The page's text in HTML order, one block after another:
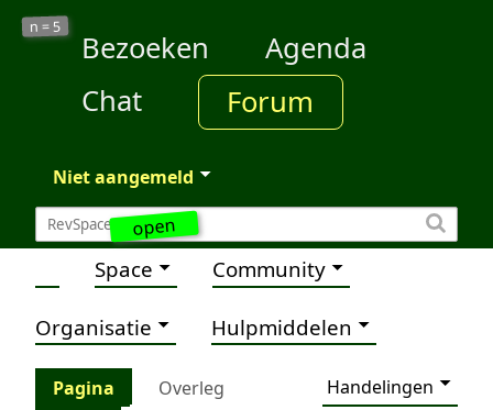
open
n = 5
Bezoeken
Agenda
Chat
Forum
Niet aangemeld
Space Community
Organisatie Hulpmiddelen
Pagina Overleg
Handelingen